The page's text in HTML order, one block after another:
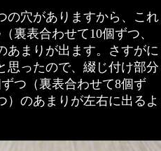
穴がありますから、これ
裏表合わせて10個ずつ、
あまりが出ます。さすがに
思ったので、綴じ付け部分
つ（裏表合わせて8個ず
）のあまりが左右に出るよ